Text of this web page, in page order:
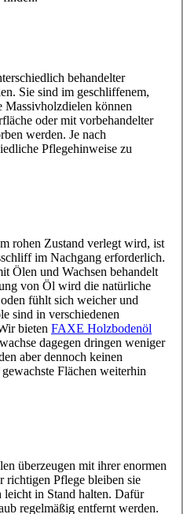
behandelter
Sie sind im geschliffenem,
Massivholzdielen können
oder mit vorbehandelter
werden. Je nach
Pflegehinweise zu
rohen Zustand verlegt wird, ist
im Nachgang erforderlich.
Ölen und Wachsen behandelt
von Öl wird die natürliche
fühlt sich weicher und
sind in verschiedenen
bieten FAXE Holzbodenöl
dagegen dringen weniger
aber dennoch keinen
Flächen weiterhin
überzeugen mit ihrer enormen
richtigen Pflege bleiben sie
leicht in Stand halten. Dafür
regelmäßig entfernt werden.